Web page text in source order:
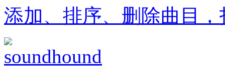
添加、排序、删除曲目